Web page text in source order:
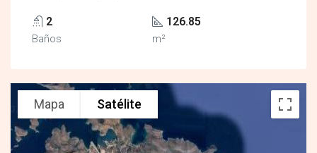
2
Baños
126.85
m²
Mapa Satélite